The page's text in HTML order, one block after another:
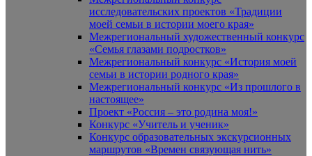
исследовательских проектов «Традиции
моей семьи в истории моего края»
Межрегиональный художественный конкурс
«Семья глазами подростков»
Межрегиональный конкурс «История моей
семьи в истории родного края»
Межрегиональный конкурс «Из прошлого в
настоящее»
Проект «Россия – это родина моя!»
Конкурс «Учитель и ученик»
Конкурс образовательных экскурсионных
маршрутов «Времен связующая нить»